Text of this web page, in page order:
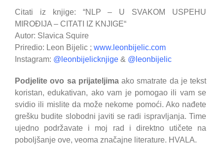
Citati iz knjige: “NLP – U SVAKOM USPEHU
MIROĐIJA – CITATI IZ KNJIGE“
Autor: Slavica Squire
Priredio: Leon Bijelic ; www.leonbijelic.com
Instagram: @leonbijelicknjige & @leonbijelic
Podjelite ovo sa prijateljimaako smatrate da je tekst
koristan, edukativan, ako vam je pomogao ili vam se
svidio ili mislite da može nekome pomoći. Ako nađete
grešku budite slobodni javiti se radi ispravljanja. Time
ujedno podržavate i moj rad i direktno utičete na
poboljšanje ove, veoma značajne literature. HVALA.